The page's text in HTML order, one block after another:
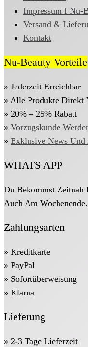
Impressum I Nu-
Versand &
Kontakt
Nu-Beauty Vorteile
» Jederzeit Erreichbar
» Alle Produkte Direkt
» 20% – 25% Rabatt
» Vorzugskunde
» Exklusive News Und
WHATS APP
Du Bekommst Zeitnah
Auch Am Wochenende.
Zahlungsarten
» Kreditkarte
» PayPal
» Sofortüberweisung
» Klarna
Lieferung
» 2-3 Tage Lieferzeit